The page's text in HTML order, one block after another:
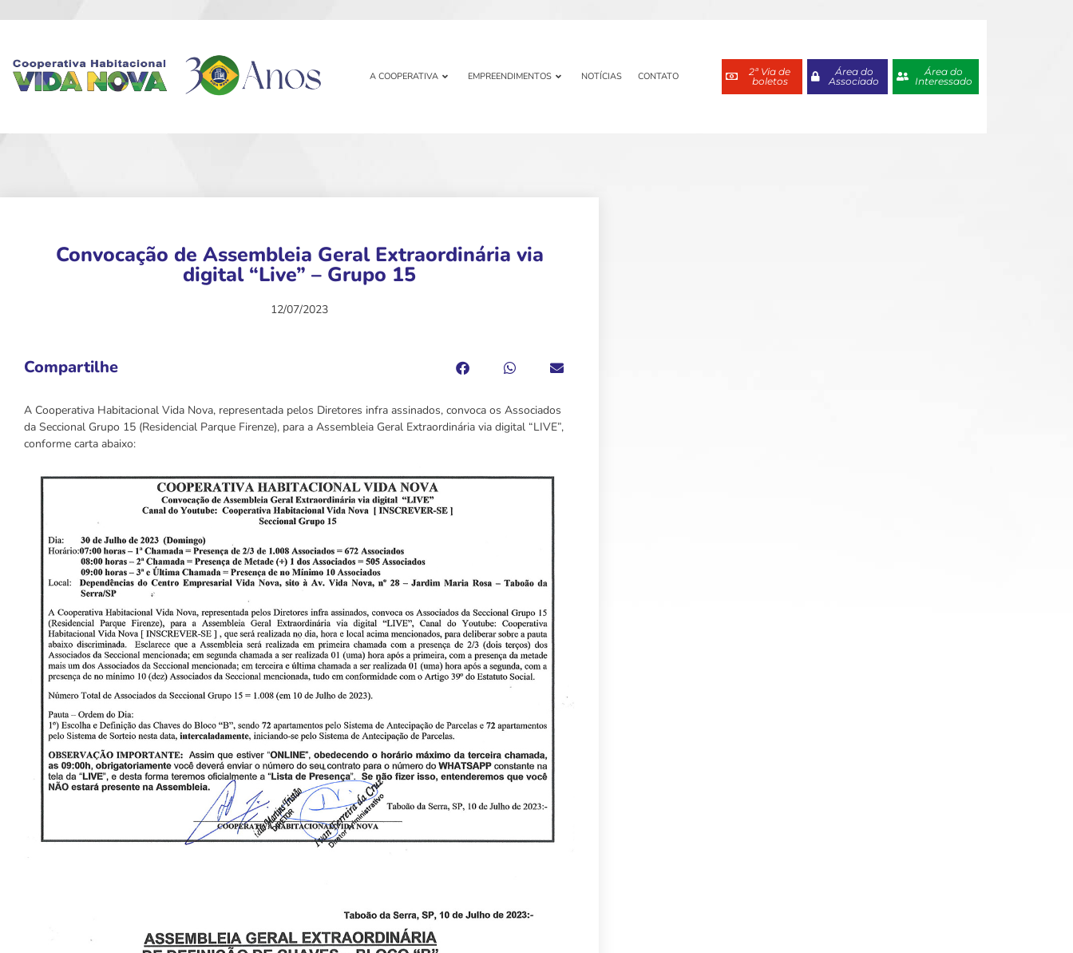
A COOPERATIVA EMPREENDIMENTOS NOTÍCIAS CONTATO
2ª Via de
boletos
Área do
Associado
Área do
Interessado
Convocação de Assembleia Geral Extraordinária via
digital “Live” – Grupo 15
12/07/2023
Compartilhe
A Cooperativa Habitacional Vida Nova, representada pelos Diretores infra assinados, convoca os Associados
da Seccional Grupo 15 (Residencial Parque Firenze), para a Assembleia Geral Extraordinária via digital “LIVE”,
conforme carta abaixo: